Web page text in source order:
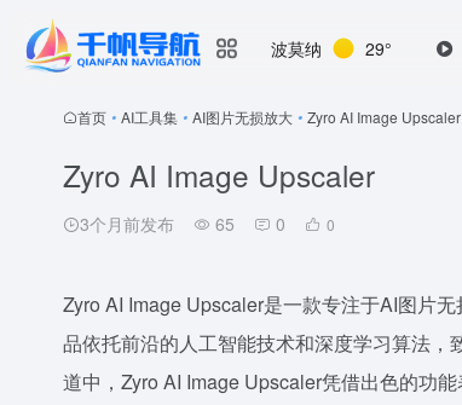
波莫纳 29°
首页 • AI工具集 • AI图片无损放大 • Zyro AI Image Upscaler
Zyro AI Image Upscaler
3个月前发布 65 0 0
Zyro AI Image Upscaler是一款专注于AI图片
品依托前沿的人工智能技术和深度学习算法
道中，Zyro AI Image Upscaler凭借出色的功